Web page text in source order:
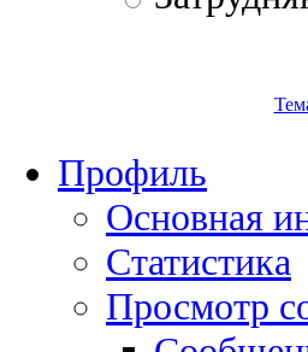
Профиль
Основная
Статистика
Просмотр